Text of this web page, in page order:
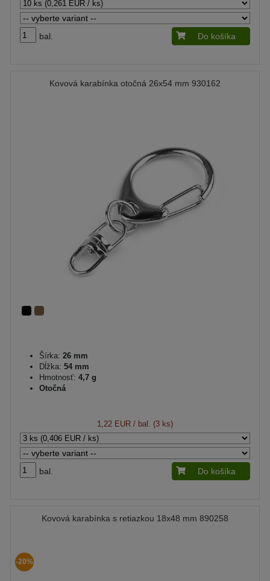
bal. Do košíka
Kovová karabínka otočná 26x54 mm 930162
Šírka: 26 mm
Dĺžka: 54 mm
Hmotnosť: 4,7 g
Otočná
1,22 EUR / bal. (3 ks)
bal. Do košíka
Kovová karabínka s retiazkou 18x48 mm 890258
-20%